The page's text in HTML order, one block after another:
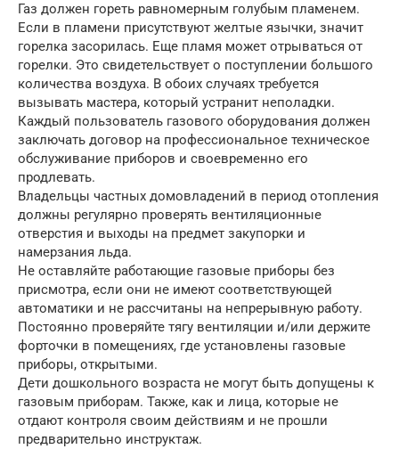
Газ должен гореть равномерным голубым пламенем.
Если в пламени присутствуют желтые язычки, значит
горелка засорилась. Еще пламя может отрываться от
горелки. Это свидетельствует о поступлении большого
количества воздуха. В обоих случаях требуется
вызывать мастера, который устранит неполадки.
Каждый пользователь газового оборудования должен
заключать договор на профессиональное техническое
обслуживание приборов и своевременно его
продлевать.
Владельцы частных домовладений в период отопления
должны регулярно проверять вентиляционные
отверстия и выходы на предмет закупорки и
намерзания льда.
Не оставляйте работающие газовые приборы без
присмотра, если они не имеют соответствующей
автоматики и не рассчитаны на непрерывную работу.
Постоянно проверяйте тягу вентиляции и/или держите
форточки в помещениях, где установлены газовые
приборы, открытыми.
Дети дошкольного возраста не могут быть допущены к
газовым приборам. Также, как и лица, которые не
отдают контроля своим действиям и не прошли
предварительно инструктаж.